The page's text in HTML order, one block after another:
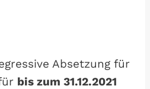
Absetzung für
bis zum 31.12.2021